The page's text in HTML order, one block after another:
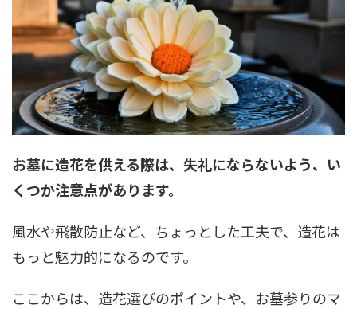
お墓に造花を供える際は、失礼にならないよう、い
くつか注意点があります。
風水や飛散防止など、ちょっとした工夫で、造花は
もっと魅力的になるのです。
ここからは、造花選びのポイントや、お墓参りのマ